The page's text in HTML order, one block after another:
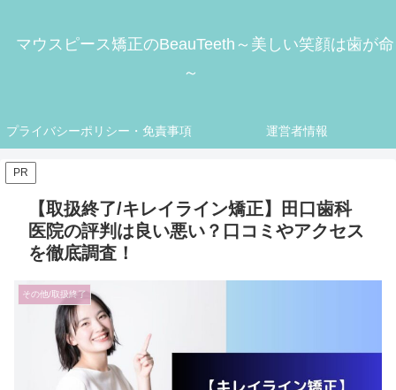
マウスピース矯正のBeauTeeth～美しい笑顔は歯が命
～
プライバシーポリシー・免責事項 運営者情報
PR
【取扱終了/キレイライン矯正】田口歯科
医院の評判は良い悪い？口コミやアクセス
を徹底調査！
その他/取扱終了